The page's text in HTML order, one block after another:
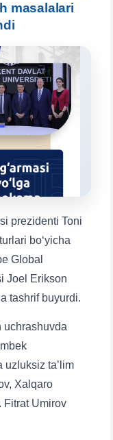
masalalari
prezidenti Toni
bo‘yicha
Global
Joel Erikson
tashrif buyurdi.
uchrashuvda
uzluksiz ta’lim
Xalqaro
Fitrat Umirov
aniq
2. Hujjatlar (magistr) (4)
4. Suhbat (magistr) (5)
6. Elektron ariza (16)
8. Bakalavriat kvotasi (3)